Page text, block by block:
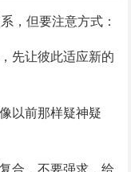
，但要注意方式：
先让彼此适应新的
以前那样疑神疑